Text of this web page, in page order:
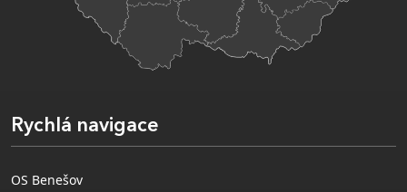
Rychlá navigace
OS Benešov